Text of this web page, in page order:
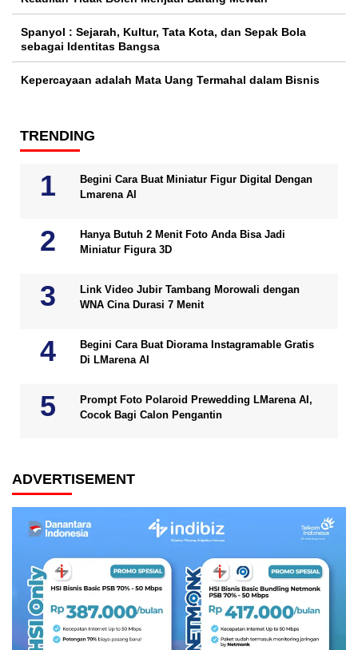
Spanyol : Sejarah, Kultur, Tata Kota, dan Sepak Bola
sebagai Identitas Bangsa
Kepercayaan adalah Mata Uang Termahal dalam Bisnis
TRENDING
Begini Cara Buat Miniatur Figur Digital Dengan
Lmarena AI
Hanya Butuh 2 Menit Foto Anda Bisa Jadi
Miniatur Figura 3D
Link Video Jubir Tambang Morowali dengan
WNA Cina Durasi 7 Menit
Begini Cara Buat Diorama Instagramable Gratis
Di LMarena AI
Prompt Foto Polaroid Prewedding LMarena AI,
Cocok Bagi Calon Pengantin
ADVERTISEMENT